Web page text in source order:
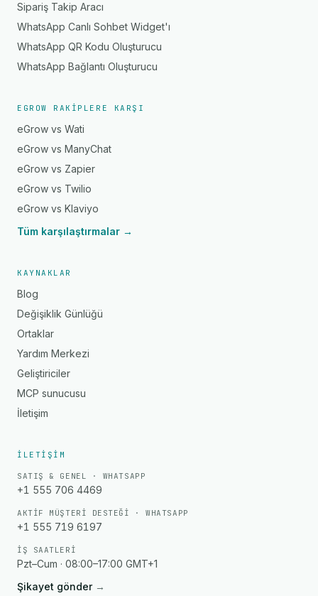
Sipariş Takip Aracı
WhatsApp Canlı Sohbet Widget'ı
WhatsApp QR Kodu Oluşturucu
WhatsApp Bağlantı Oluşturucu
EGROW RAKIPLERE KARŞI
eGrow vs Wati
eGrow vs ManyChat
eGrow vs Zapier
eGrow vs Twilio
eGrow vs Klaviyo
Tüm karşılaştırmalar →
KAYNAKLAR
Blog
Değişiklik Günlüğü
Ortaklar
Yardım Merkezi
Geliştiriciler
MCP sunucusu
İletişim
İLETIŞIM
SATIŞ & GENEL · WHATSAPP
+1 555 706 4469
AKTIF MÜŞTERI DESTEĞI · WHATSAPP
+1 555 719 6197
İŞ SAATLERI
Pzt–Cum · 08:00–17:00 GMT+1
Şikayet gönder →